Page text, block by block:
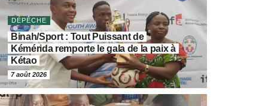
DÉPÊCHE
Binah/Sport : Tout Puissant de
Kémérida remporte le gala de la paix à
Kétao
7 août 2026